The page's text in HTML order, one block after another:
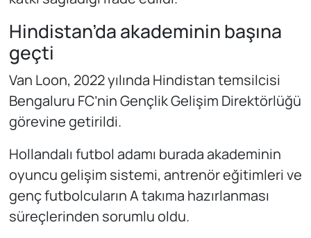
Hindistan’da akademinin başına
geçti
Van Loon, 2022 yılında Hindistan temsilcisi
Bengaluru FC’nin Gençlik Gelişim Direktörlüğü
görevine getirildi.
Hollandalı futbol adamı burada akademinin
oyuncu gelişim sistemi, antrenör eğitimleri ve
genç futbolcuların A takıma hazırlanması
süreçlerinden sorumlu oldu.